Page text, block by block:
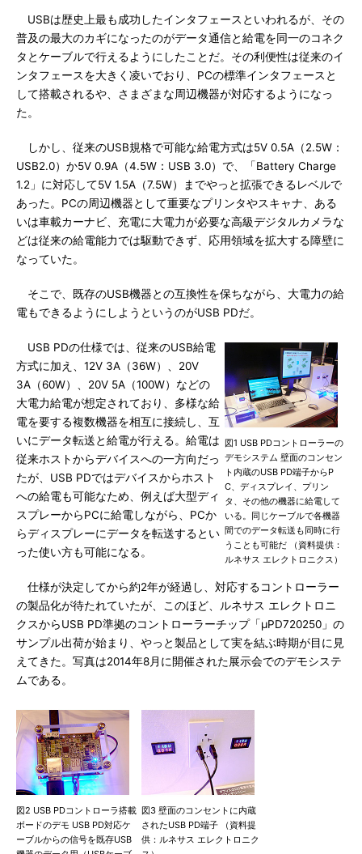
USBは歴史上最も成功したインタフェースといわれるが、その
普及の最大のカギになったのがデータ通信と給電を同一のコネク
タとケーブルで行えるようにしたことだ。その利便性は従来のイ
ンタフェースを大きく凌いでおり、PCの標準インタフェースと
して搭載されるや、さまざまな周辺機器が対応するようになっ
た。
しかし、従来のUSB規格で可能な給電方式は5V 0.5A（2.5W：
USB2.0）か5V 0.9A（4.5W：USB 3.0）で、「Battery Charge
1.2」に対応して5V 1.5A（7.5W）までやっと拡張できるレベルで
あった。PCの周辺機器として重要なプリンタやスキャナ、ある
いは車載カーナビ、充電に大電力が必要な高級デジタルカメラな
どは従来の給電能力では駆動できず、応用領域を拡大する障壁に
なっていた。
そこで、既存のUSB機器との互換性を保ちながら、大電力の給
電もできるようにしようというのがUSB PDだ。
図1 USB PDコントローラーの
デモシステム 壁面のコンセン
ト内蔵のUSB PD端子からP
C、ディスプレイ、プリン
タ、その他の機器に給電して
いる。同じケーブルで各機器
間でのデータ転送も同時に行
うことも可能だ （資料提供：
ルネサス エレクトロニクス）
USB PDの仕様では、従来のUSB給電
方式に加え、12V 3A（36W）、20V
3A（60W）、20V 5A（100W）などの
大電力給電が想定されており、多様な給
電を要する複数機器を相互に接続し、互
いにデータ転送と給電が行える。給電は
従来ホストからデバイスへの一方向だっ
たが、USB PDではデバイスからホスト
への給電も可能なため、例えば大型ディ
スプレーからPCに給電しながら、PCか
らディスプレーにデータを転送するとい
った使い方も可能になる。
仕様が決定してから約2年が経過し、対応するコントローラー
の製品化が待たれていたが、このほど、ルネサス エレクトロニ
クスからUSB PD準拠のコントローラーチップ「μPD720250」の
サンプル出荷が始まり、やっと製品として実を結ぶ時期が目に見
えてきた。写真は2014年8月に開催された展示会でのデモシステ
ムである。
図2 USB PDコントローラ搭載
ボードのデモ USB PD対応ケ
ーブルからの信号を既存USB
図3 壁面のコンセントに内蔵
されたUSB PD端子 （資料提
供：ルネサス エレクトロニク